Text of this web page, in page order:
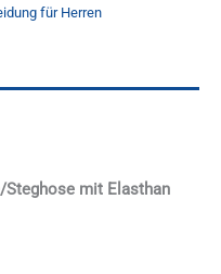
für Herren
Steghose mit Elasthan